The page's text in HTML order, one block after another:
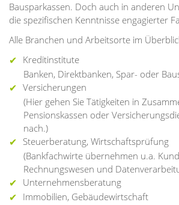
Bausparkassen. Doch auch in anderen
die spezifischen Kenntnisse engagierter
Alle Branchen und Arbeitsorte im
Kreditinstitute
Banken, Direktbanken, Spar- oder
Versicherungen
(Hier gehen Sie Tätigkeiten in
Pensionskassen oder
nach.)
Steuerberatung, Wirtschaftsprüfung
(Bankfachwirte übernehmen u.a.
Rechnungswesen und
Unternehmensberatung
Immobilien, Gebäudewirtschaft